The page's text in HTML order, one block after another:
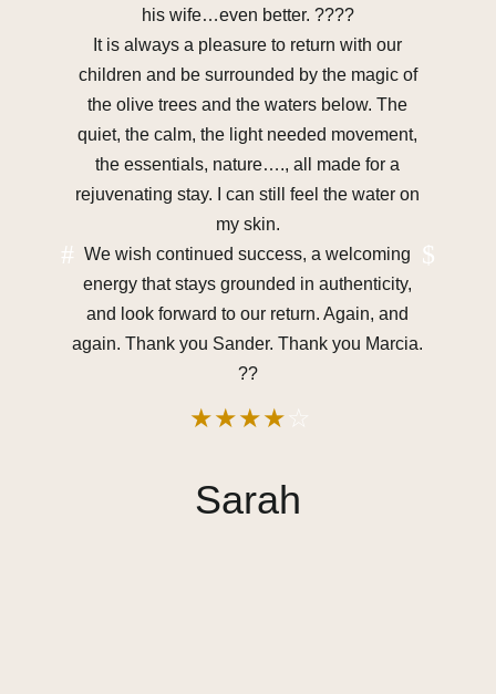
his wife…even better. ????
It is always a pleasure to return with our
children and be surrounded by the magic of
the olive trees and the waters below. The
quiet, the calm, the light needed movement,
the essentials, nature…., all made for a
rejuvenating stay. I can still feel the water on
my skin.
We wish continued success, a welcoming
energy that stays grounded in authenticity,
and look forward to our return. Again, and
again. Thank you Sander. Thank you Marcia.
??
Sarah